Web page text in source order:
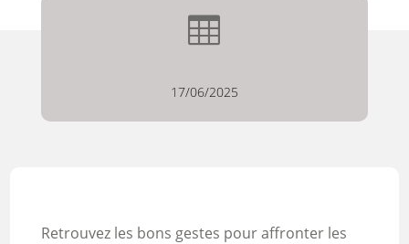

17/06/2025
Retrouvez les bons gestes pour affronter les